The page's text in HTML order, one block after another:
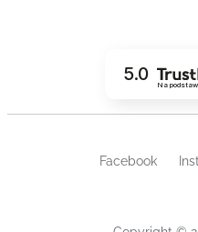
5.0
Na
Facebook